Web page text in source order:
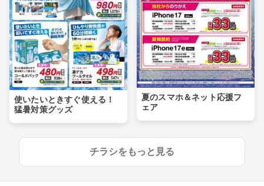
使いたいときすぐ使える！
猛暑対策グッズ
夏のスマホ＆ネット応援フ
ェア
チラシをもっと見る